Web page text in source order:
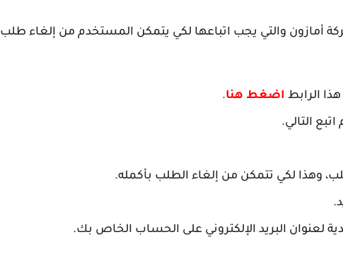
والتي يجب اتباعها لكي يتمكن المستخدم من إلغاء طلب
الرابط اضغط هنا.
التالي.
وهذا لكي تتمكن من إلغاء الطلب بأكمله.
لعنوان البريد الإلكتروني على الحساب الخاص بك.